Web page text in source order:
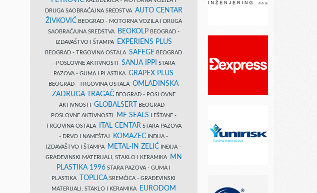
DRUGA SAOBRAĆAJNA SREDSTVA AUTO CENTAR
ŽIVKOVIĆBEOGRAD - MOTORNA VOZILA I DRUGA
SAOBRAĆAJNA SREDSTVA
BEOKOLPBEOGRAD -
IZDAVAŠTVO I ŠTAMPA
EXPERIENS PLUS
BEOGRAD - TRGOVINA OSTALA SAFEGE BEOGRAD
- POSLOVNE AKTIVNOSTI SANJA IPPI
STARA
PAZOVA - GUMA I PLASTIKA GRAPEX PLUS
BEOGRAD - TRGOVINA OSTALA OMLADINSKA
ZADRUGA TRAGAČBEOGRAD - POSLOVNE
AKTIVNOSTI GLOBALSERT
BEOGRAD -
POSLOVNE AKTIVNOSTI
MF SEALS LEŠTANE -
TRGOVINA OSTALA
ITAL CENTAR STARA PAZOVA
- DRVO I NAMEŠTAJ
KOMAZEC INĐIJA -
IZDAVAŠTVO I ŠTAMPA
METAL-IN ZELIĆ INĐIJA -
GRAĐEVINSKI MATERIJALI, STAKLO I KERAMIKA
MN
PLASTIKA 1996 STARA PAZOVA - GUMA I
PLASTIKA
TOPLICA SREMČICA - GRAĐEVINSKI
MATERIJALI, STAKLO I KERAMIKA
EURODOM